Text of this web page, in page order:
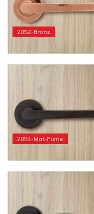
2052-Bronz
2051-Mat-Fume